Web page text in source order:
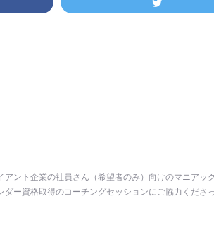
ント企業の社員さん（希望者のみ）向けのマニアッ
ダー資格取得のコーチングセッションにご協力くだ